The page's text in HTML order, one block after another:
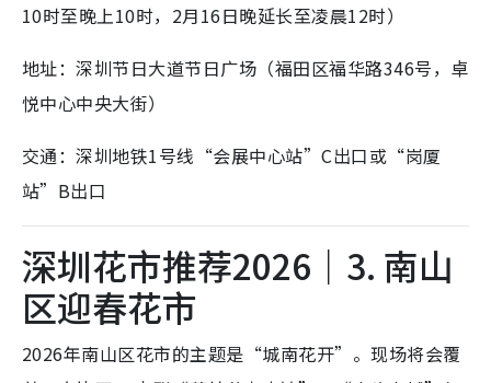
10时至晚上10时，2月16日晚延长至凌晨12时）
地址：深圳节日大道节日广场（福田区福华路346号，卓
悦中心中央大街）
交通：深圳地铁1号线“会展中心站”C出口或“岗厦
站”B出口
深圳花市推荐2026｜3. 南山
区迎春花市
2026年南山区花市的主题是 “城南花开”。现场将会覆